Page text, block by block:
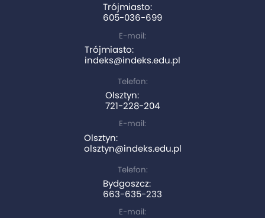
Trójmiasto:
605-036-699
E-mail:
Trójmiasto:
indeks@indeks.edu.pl
Telefon:
Olsztyn:
721-228-204
E-mail:
Olsztyn:
olsztyn@indeks.edu.pl
Telefon:
Bydgoszcz:
663-635-233
E-mail: